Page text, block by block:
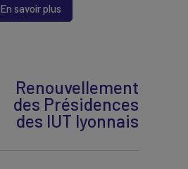
En savoir plus
Renouvellement
des Présidences
des IUT lyonnais